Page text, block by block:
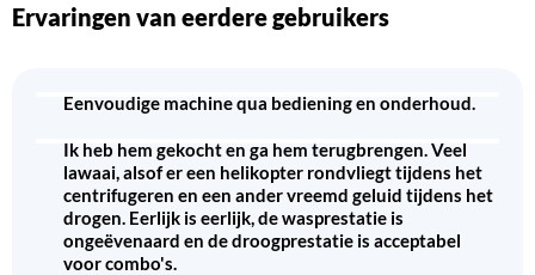
Ervaringen van eerdere gebruikers
Eenvoudige machine qua bediening en onderhoud.
Ik heb hem gekocht en ga hem terugbrengen. Veel
lawaai, alsof er een helikopter rondvliegt tijdens het
centrifugeren en een ander vreemd geluid tijdens het
drogen. Eerlijk is eerlijk, de wasprestatie is
ongeëvenaard en de droogprestatie is acceptabel
voor combo's.